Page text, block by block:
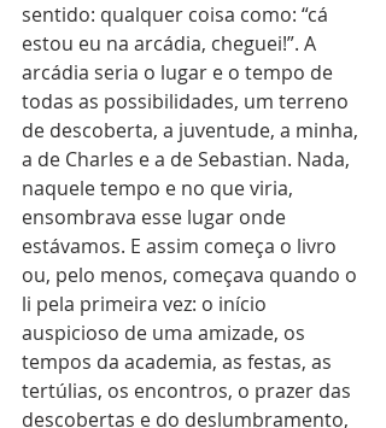
sentido: qualquer coisa como: “cá
estou eu na arcádia, cheguei!”. A
arcádia seria o lugar e o tempo de
todas as possibilidades, um terreno
de descoberta, a juventude, a minha,
a de Charles e a de Sebastian. Nada,
naquele tempo e no que viria,
ensombrava esse lugar onde
estávamos. E assim começa o livro
ou, pelo menos, começava quando o
li pela primeira vez: o início
auspicioso de uma amizade, os
tempos da academia, as festas, as
tertúlias, os encontros, o prazer das
descobertas e do deslumbramento,